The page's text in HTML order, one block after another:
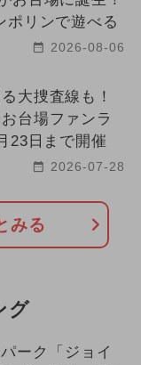
リンで遊べる
2026-08-06
大捜査線も！
台場ファンラ
23日まで開催
2026-07-28
みる
グ
ーク「ジョイ